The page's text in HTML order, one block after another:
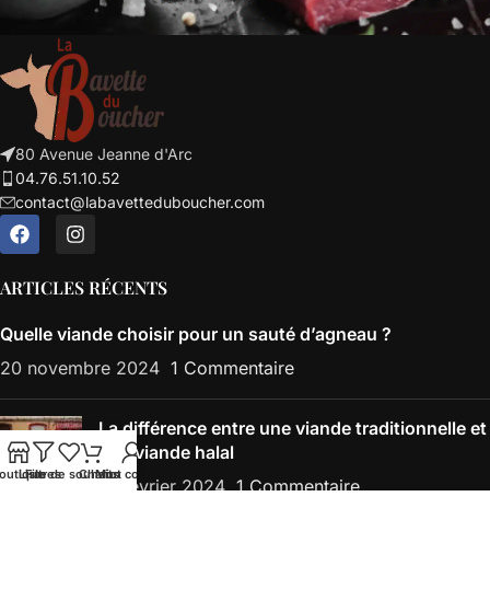
80 Avenue Jeanne d'Arc
04.76.51.10.52
contact@labavetteduboucher.com
ARTICLES RÉCENTS
Quelle viande choisir pour un sauté d’agneau ?
20 novembre 2024 1 Commentaire
La différence entre une viande traditionnelle et
une viande halal
21 février 2024 1 Commentaire
Filtres
Liste de souhaits
Chariot
Mon compte